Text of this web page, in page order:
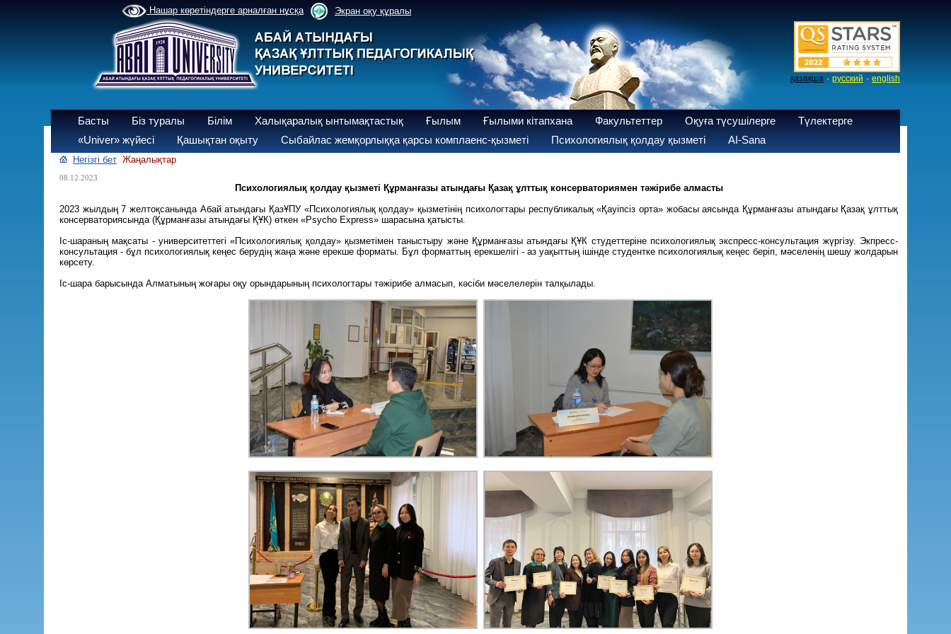
Нашар көретіндерге арналған нұсқа Экран оқу құралы
қазақша · русский · english
Басты Біз туралы Білім Халықаралық ынтымақтастық Ғылым Ғылыми кітапхана Факультеттер Оқуға түсушілерге
Түлектерге
«Univer» жүйесі
Қашықтан оқыту Сыбайлас жемқорлыққа қарсы комплаенс-қызметі Психологиялық қолдау қызметі AI-Sana
Негізгі бет Жаңалықтар
08.12.2023
Психологиялық қолдау қызметі Құрманғазы атындағы Қазақ ұлттық консерваториямен тәжірибе алмасты
2023 жылдың 7 желтоқсанында Абай атындағы ҚазҰПУ «Психологиялық қолдау» қызметінің психологтары республикалық «Қауіпсіз орта» жобасы аясында Құрманғазы атындағы Қазақ ұлттық
консерваториясында (Құрманғазы атындағы ҚҰК) өткен «Psycho Express» шарасына қатысты.
Іс-шараның мақсаты - университеттегі «Психологиялық қолдау» қызметімен таныстыру және Құрманғазы атындағы ҚҰК студеттеріне психологиялық экспресс-консультация жүргізу. Экпресс-
консультация - бұл психологиялық кеңес берудің жаңа және ерекше форматы. Бұл форматтың ерекшелігі - аз уақыттың ішінде студентке психологиялық кеңес беріп, мәселенің шешу жолдарын
көрсету.
Іс-шара барысында Алматының жоғары оқу орындарының психологтары тәжірибе алмасып, кәсіби мәселелерін талқылады.